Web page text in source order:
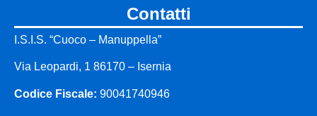
organizzazione
organigramma
organi collegiali
la storia
contatti
I.S.I.S. “Cuoco – Manuppella”
Via Leopardi, 1 86170 – Isernia
Codice Fiscale: 90041740946